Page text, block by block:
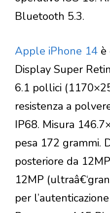
Bluetooth 5.3.
Apple iPhone 14 è
Display Super
6.1 pollici
resistenza a
IP68. Misura
pesa 172 grammi.
posteriore da
12MP
per